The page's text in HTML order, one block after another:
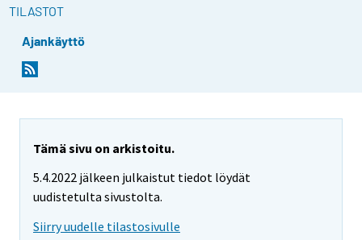
TILASTOT
Ajankäyttö
Tämä sivu on arkistoitu.
5.4.2022 jälkeen julkaistut tiedot löydät
uudistetulta sivustolta.
Siirry uudelle tilastosivulle